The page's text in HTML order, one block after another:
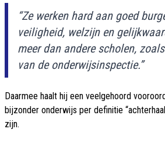
“Ze werken hard aan goed
veiligheid, welzijn en
meer dan andere scholen,
van de onderwijsinspectie.”
Daarmee haalt hij een veelgehoord
bijzonder onderwijs per definitie
zijn.